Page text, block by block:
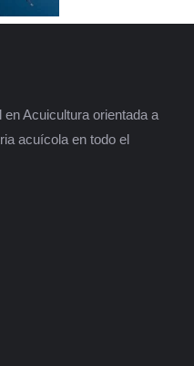
Acuicultura orientada a
acuícola en todo el